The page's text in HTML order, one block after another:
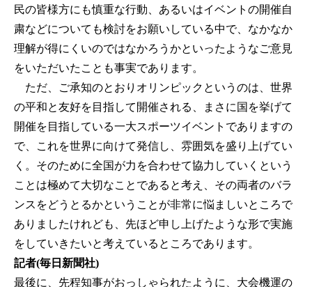
民の皆様方にも慎重な行動、あるいはイベントの開催自
粛などについても検討をお願いしている中で、なかなか
理解が得にくいのではなかろうかといったようなご意見
をいただいたことも事実であります。
ただ、ご承知のとおりオリンピックというのは、世界
の平和と友好を目指して開催される、まさに国を挙げて
開催を目指している一大スポーツイベントでありますの
で、これを世界に向けて発信し、雰囲気を盛り上げてい
く。そのために全国が力を合わせて協力していくという
ことは極めて大切なことであると考え、その両者のバラ
ンスをどうとるかということが非常に悩ましいところで
ありましたけれども、先ほど申し上げたような形で実施
をしていきたいと考えているところであります。
記者(毎日新聞社)
最後に、先程知事がおっしゃられたように、大会機運の